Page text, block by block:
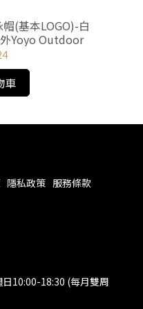
(基本LOGO)-白
Yoyo Outdoor
車
隱私政策 服務條款
10:00-18:30 (每月雙周